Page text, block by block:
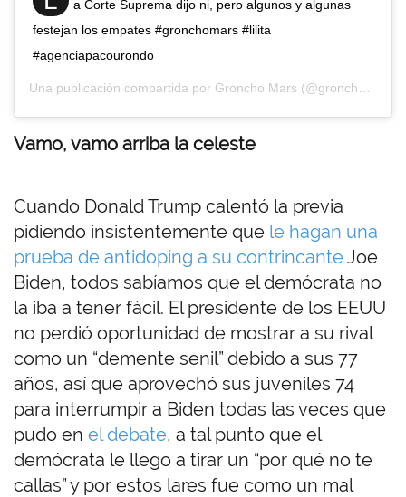
a Corte Suprema dijo ni, pero algunos y algunas
festejan los empates #gronchomars #lilita
#agenciapacourondo
Una publicación compartida por Groncho Mars (@groncho_mars) el
Vamo, vamo arriba la celeste
Cuando Donald Trump calentó la previa
pidiendo insistentemente que le hagan una
prueba de antidoping a su contrincante Joe
Biden, todos sabíamos que el demócrata no
la iba a tener fácil. El presidente de los EEUU
no perdió oportunidad de mostrar a su rival
como un “demente senil” debido a sus 77
años, así que aprovechó sus juveniles 74
para interrumpir a Biden todas las veces que
pudo en el debate, a tal punto que el
demócrata le llego a tirar un “por qué no te
callas” y por estos lares fue como un mal